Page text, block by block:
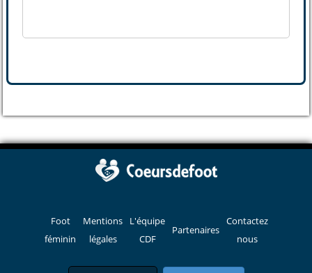
Foot
féminin
Mentions
légales
L'équipe
CDF
Partenaires
Contactez
nous